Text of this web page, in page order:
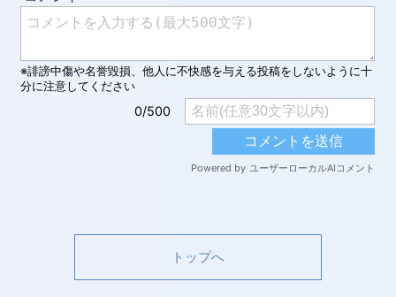
トップへ